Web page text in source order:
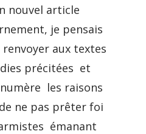
nouvel article
je pensais
aux textes
précitées et
les raisons
ne pas prêter foi
émanant